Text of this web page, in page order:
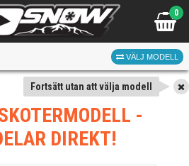
0
VÄLJ MODELL
Fortsätt utan att välja modell
-
DIREKT!